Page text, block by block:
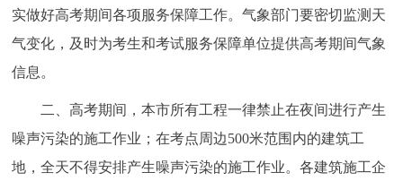
12345网上接诉即办 我要咨询 我要建议
走进北京
实做好高考期间各项服务保障工作。气象部门要密切监测天
气变化，及时为考生和考试服务保障单位提供高考期间气象
信息。
二、高考期间，本市所有工程一律禁止在夜间进行产生
噪声污染的施工作业；在考点周边500米范围内的建筑工
地，全天不得安排产生噪声污染的施工作业。各建筑施工企